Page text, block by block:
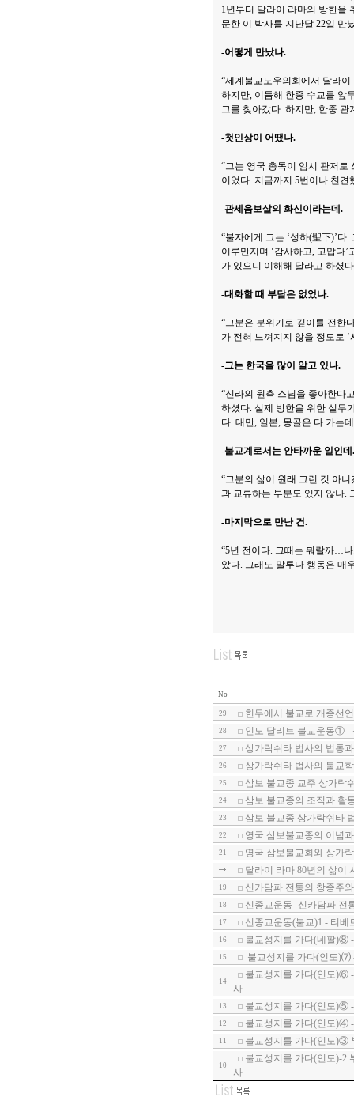
1년부터 달라이 라마의 방한을
문한 이 박사를 지난달 22일 만
-어떻게 만났나.
“세계불교도우의회에서 달라
하지만, 이듬해 한중 수교를 앞
그를 찾아갔다. 하지만, 한중 관
-첫인상이 어땠나.
“그는 영국 총독이 임시 관저로
이었다. 지금까지 5번이나 친견
-관세음보살의 화신이라는데.
“불자에게 그는 ‘성하(聖下)’
어루만지며 ‘감사하고, 고맙다
가 있으니 이해해 달라고 하셨
-대화할 때 부담은 없었나.
“그분은 분위기로 깊이를 전한
가 전혀 느껴지지 않을 정도로
-그는 한국을 많이 알고 있나.
“신라의 원측 스님을 좋아한다
하셨다. 실제 방한을 위한 실무
다. 대만, 일본, 몽골은 다 가는
-불교계로서는 안타까운 일인데.
“그분의 삶이 원래 그런 것 아
과 교류하는 부분도 있지 않나.
-마지막으로 만난 건.
“5년 전이다. 그때는 뭐랄까…
았다. 그래도 말투나 행동은 매
No
29 힌두에서 불교로 개종선
28 인도 달리트 불교운동① -
27 상가락쉬타 법사의 법통
26 상가락쉬타 법사의 불교
25 삼보 불교종 교주 상가락
24 삼보 불교종의 조직과 활
23 삼보 불교종 상가락쉬타
22 영국 삼보불교종의 이념
21
영국 삼보불교회와 상가
달라이 라마 80년의 삶이
19 신카담파 전통의 창종주
18 신종교운동- 신카담파 전
17 신종교운동(불교)1 - 티
16 불교성지를 가다(네팔)⑧ -
15 불교성지를 가다(인도)⑺
14
불교성지를 가다(인도)⑥
사
13 불교성지를 가다(인도)⑤
12 불교성지를 가다(인도)④
11 불교성지를 가다(인도)③
10
불교성지를 가다(인도)-2
사